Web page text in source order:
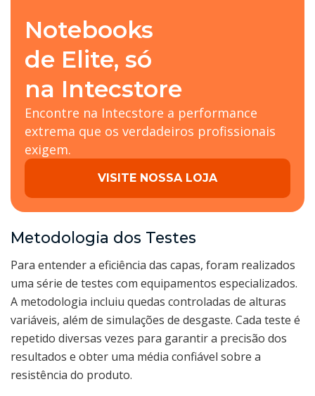
Notebooks
de Elite, só
na Intecstore
Encontre na Intecstore a performance
extrema que os verdadeiros profissionais
exigem.
VISITE NOSSA LOJA
Metodologia dos Testes
Para entender a eficiência das capas, foram realizados
uma série de testes com equipamentos especializados.
A metodologia incluiu quedas controladas de alturas
variáveis, além de simulações de desgaste. Cada teste é
repetido diversas vezes para garantir a precisão dos
resultados e obter uma média confiável sobre a
resistência do produto.